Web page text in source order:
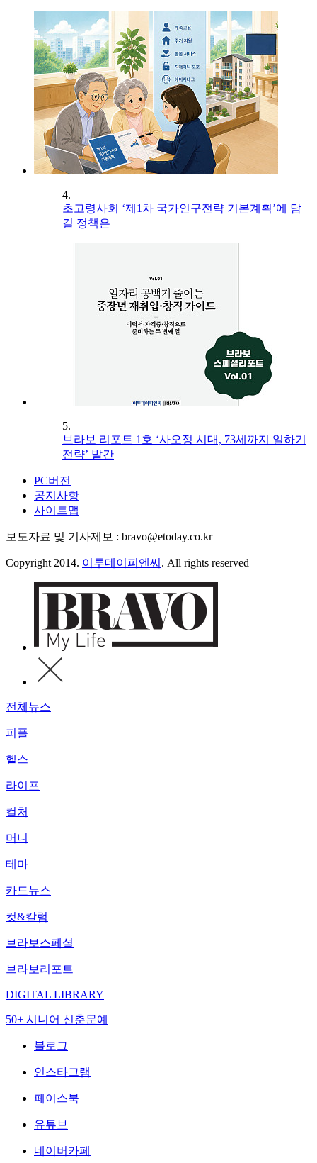
4.
초고령사회 ‘제1차 국가인구전략 기본계획’에 담
길 정책은
5.
브라보 리포트 1호 ‘사오정 시대, 73세까지 일하기
전략’ 발간
PC버전
공지사항
사이트맵
보도자료 및 기사제보 : bravo@etoday.co.kr
Copyright 2014. 이투데이피엔씨 . All rights reserved
전체뉴스
피플
헬스
라이프
컬처
머니
테마
카드뉴스
컷&칼럼
브라보스페셜
브라보리포트
DIGITAL LIBRARY
50+ 시니어 신춘문예
블로그
인스타그램
페이스북
유튜브
네이버카페